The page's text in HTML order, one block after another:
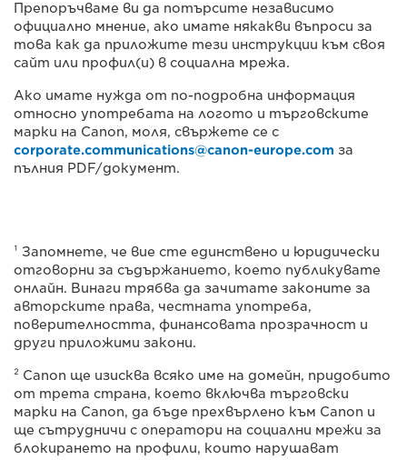
Препоръчваме ви да потърсите независимо
официално мнение, ако имате някакви въпроси за
това как да приложите тези инструкции към своя
сайт или профил(и) в социална мрежа.
Ако имате нужда от по-подробна информация
относно употребата на логото и търговските
марки на Canon, моля, свържете се с
corporate.communications@canon-europe.com за
пълния PDF/документ.
¹ Запомнете, че вие сте единствено и юридически
отговорни за съдържанието, което публикувате
онлайн. Винаги трябва да зачитате законите за
авторските права, честната употреба,
поверителността, финансовата прозрачност и
други приложими закони.
² Canon ще изисква всяко име на домейн, придобито
от трета страна, което включва търговски
марки на Canon, да бъде прехвърлено към Canon и
ще сътрудничи с оператори на социални мрежи за
блокирането на профили, които нарушават